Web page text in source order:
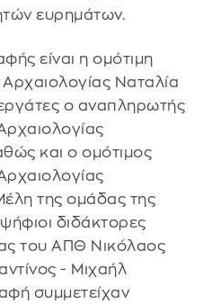
ευρημάτων.
είναι η ομότιμη
Ναταλία
ο αναπληρωτής
και ο ομότιμος
της ομάδας της
διδάκτορες
του ΑΠΘ Νικόλαος
- Μιχαήλ
συμμετείχαν